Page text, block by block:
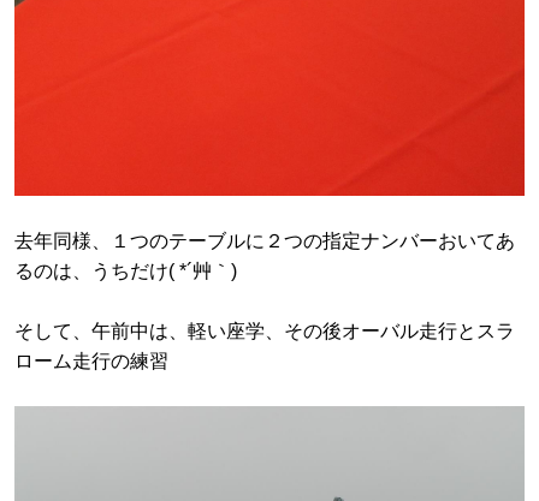
去年同様、１つのテーブルに２つの指定ナンバーおいてあ
るのは、うちだけ( *´艸｀)
そして、午前中は、軽い座学、その後オーバル走行とスラ
ローム走行の練習